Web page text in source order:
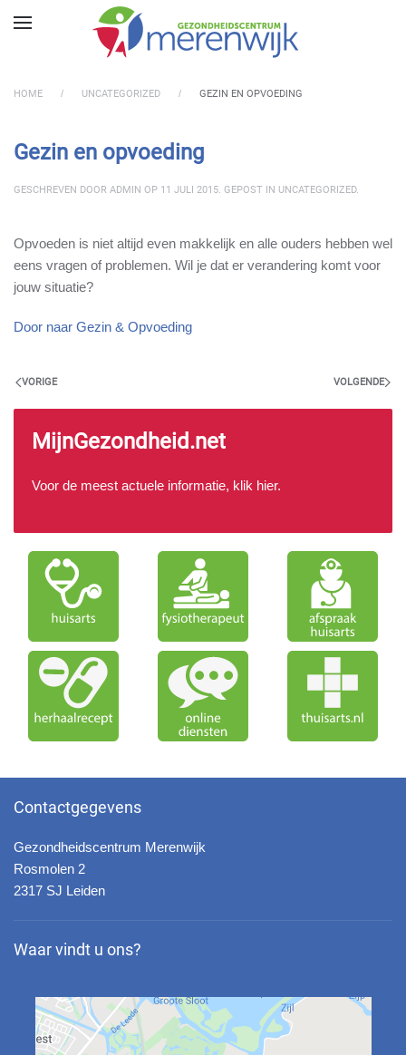
Skip to main content
HOME UNCATEGORIZED GEZIN EN OPVOEDING
Gezin en opvoeding
GESCHREVEN DOOR ADMIN OP 11 JULI 2015. GEPOST IN UNCATEGORIZED.
Opvoeden is niet altijd even makkelijk en alle ouders hebben wel
eens vragen of problemen. Wil je dat er verandering komt voor
jouw situatie?
Door naar Gezin & Opvoeding
VORIGE VOLGENDE
MijnGezondheid.net
Voor de meest actuele informatie, klik hier.
Contactgegevens
Gezondheidscentrum Merenwijk
Rosmolen 2
2317 SJ Leiden
Waar vindt u ons?